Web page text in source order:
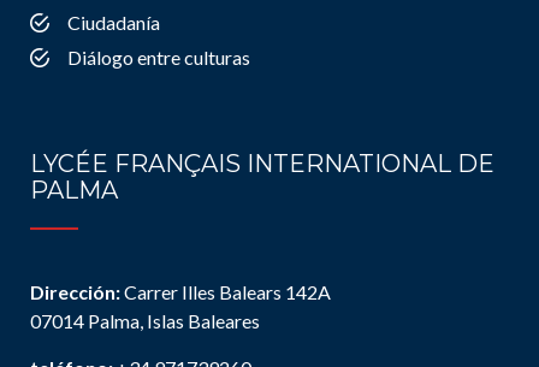
Ciudadanía
Diálogo entre culturas
LYCÉE FRANÇAIS INTERNATIONAL DE
PALMA
Dirección:Carrer Illes Balears 142A
07014 Palma, Islas Baleares